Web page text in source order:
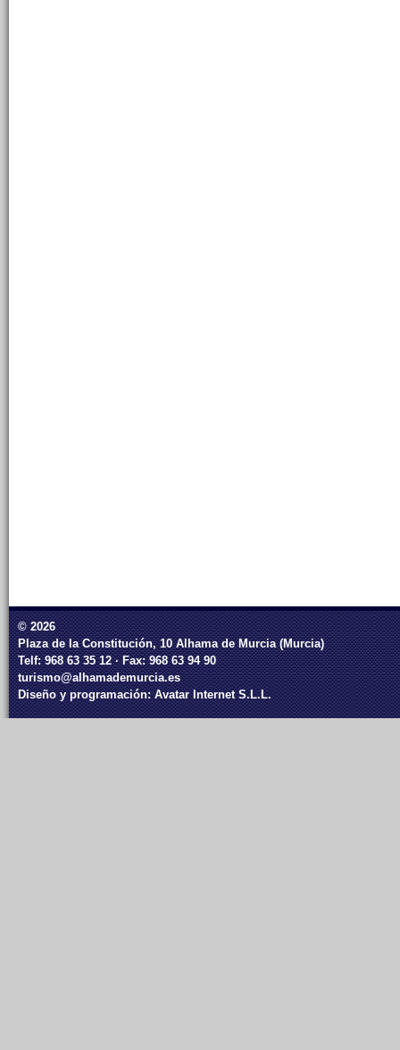
© 2026
Plaza de la Constitución, 10 Alhama de Murcia (Murcia)
Telf: 968 63 35 12 · Fax: 968 63 94 90
turismo@alhamademurcia.es
Diseño y programación:Avatar Internet S.L.L.